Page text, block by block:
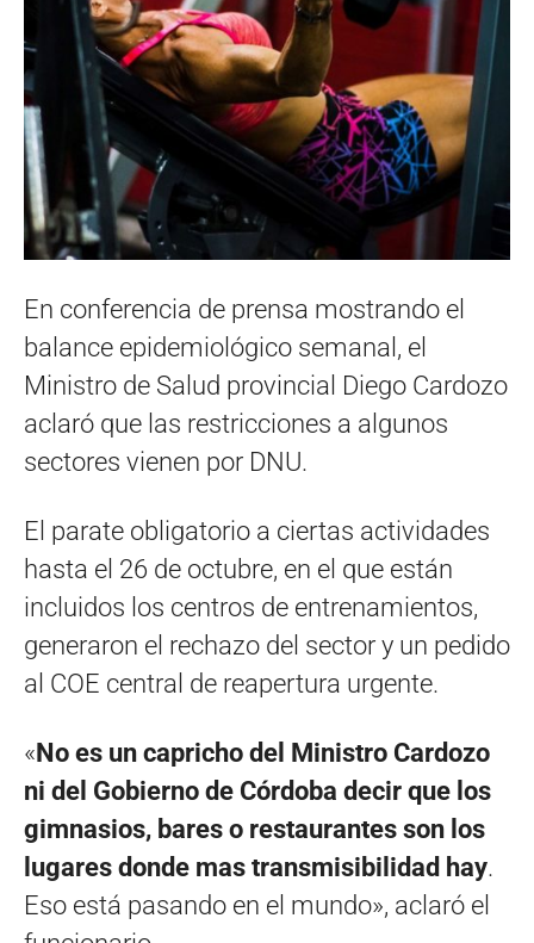
En conferencia de prensa mostrando el
balance epidemiológico semanal, el
Ministro de Salud provincial Diego Cardozo
aclaró que las restricciones a algunos
sectores vienen por DNU.
El parate obligatorio a ciertas actividades
hasta el 26 de octubre, en el que están
incluidos los centros de entrenamientos,
generaron el rechazo del sector y un pedido
al COE central de reapertura urgente.
«No es un capricho del Ministro Cardozo
ni del Gobierno de Córdoba decir que los
gimnasios, bares o restaurantes son los
lugares donde mas transmisibilidad hay.
Eso está pasando en el mundo», aclaró el